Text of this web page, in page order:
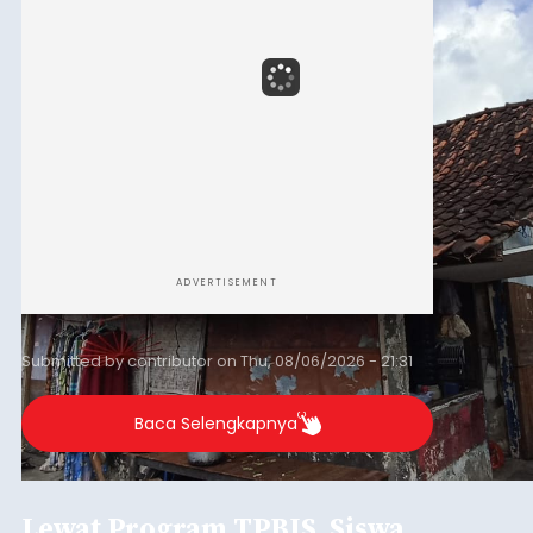
ADVERTISEMENT
Submitted bycontributoron Thu, 08/06/2026 - 21:31
Baca Selengkapnya